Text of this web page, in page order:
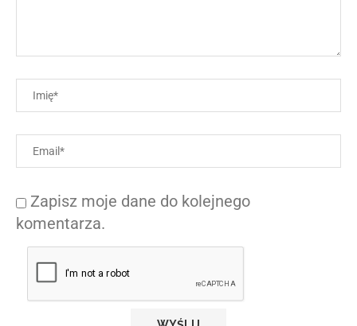
Zapisz moje dane do kolejnego
komentarza.